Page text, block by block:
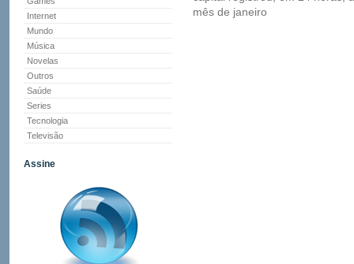
Internet
Mundo
Música
Novelas
Outros
Saúde
Series
Tecnologia
Televisão
Assine
mês de janeiro